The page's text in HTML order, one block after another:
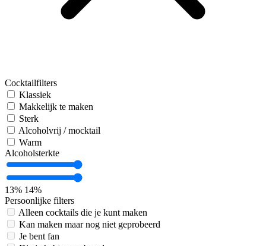
Cocktailfilters
Klassiek
Makkelijk te maken
Sterk
Alcoholvrij / mocktail
Warm
Alcoholsterkte
13% 14%
Persoonlijke filters
Alleen cocktails die je kunt maken
Kan maken maar nog niet geprobeerd
Je bent fan